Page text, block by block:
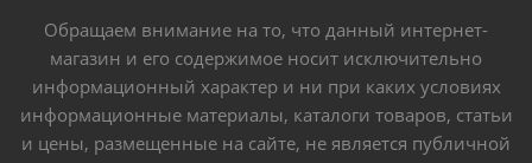
Обращаем внимание на то, что данный интернет-
магазин и его содержимое носит исключительно
информационный характер и ни при каких условиях
информационные материалы, каталоги товаров, статьи
и цены, размещенные на сайте, не является публичной